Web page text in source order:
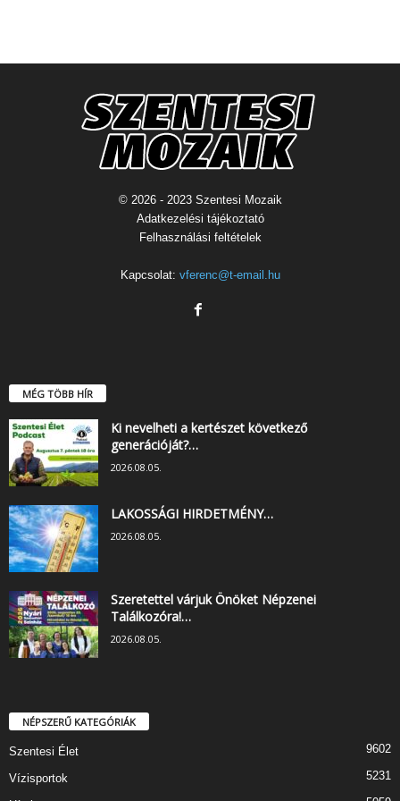
© 2026 - 2023 Szentesi Mozaik
Adatkezelési tájékoztató
Felhasználási feltételek
Kapcsolat: vferenc@t-email.hu
MÉG TÖBB HÍR
Ki nevelheti a kertészet következő
generációját?…
2026.08.05.
LAKOSSÁGI HIRDETMÉNY…
2026.08.05.
Szeretettel várjuk Önöket Népzenei
Találkozóra!…
2026.08.05.
NÉPSZERŰ KATEGÓRIÁK
Szentesi Élet 9602
Vízisportok 5231